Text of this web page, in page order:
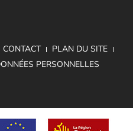
CONTACT
PLAN DU SITE
PERSONNELLES